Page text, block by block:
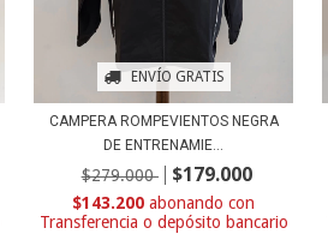
ENVÍO GRATIS
CAMPERA ROMPEVIENTOS NEGRA
DE ENTRENAMIE...
$279.000 $179.000
$143.200
con
Transferencia o depósito bancario